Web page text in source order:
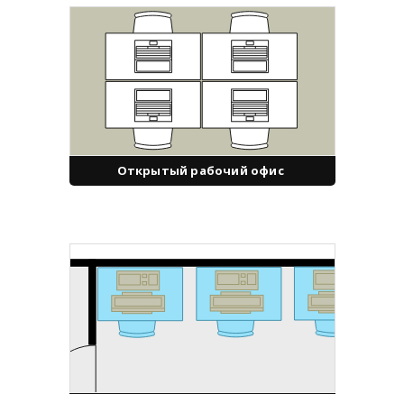
Открытый рабочий офис